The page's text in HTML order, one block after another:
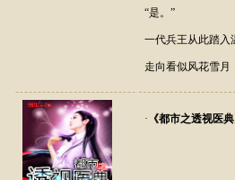
“是。”
一代兵王从此踏入
走向看似风花雪月
· 《都市之透视医典